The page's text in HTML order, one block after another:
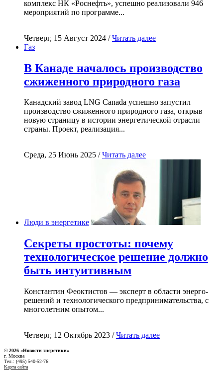
комплекс НК «Роснефть», успешно реализовали 946
мероприятий по программе...
Четверг, 15 Август 2024 /Читать далее
Газ
В Канаде началось производство
сжиженного природного газа
Канадский завод LNG Canada успешно запустил
производство сжиженного природного газа, открыв
новую страницу в истории энергетической отрасли
страны. Проект, реализация...
Среда, 25 Июнь 2025 /Читать далее
Люди в энергетике
Секреты простоты: почему
технологическое решение должно
быть интуитивным
Константин Феоктистов — эксперт в области энерго-
решений и технологического предпринимательства, с
многолетним опытом...
Четверг, 12 Октябрь 2023 /Читать далее
© 2026 «Новости энеретики»
г. Москва
Тел.: (495) 540-52-76
Карта сайта